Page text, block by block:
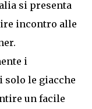
si presenta
incontro alle
i
solo le giacche
un facile